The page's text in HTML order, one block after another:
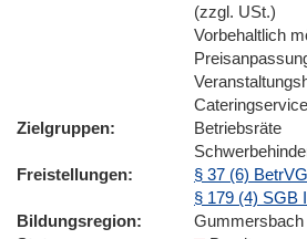
(zzgl. USt.)
Vorbehaltlich
Zielgruppen
Betriebsräte
Freistellungen
§ 37 (6) BetrVG
§ 179 (4) SGB
Bildungsregion
Gummersbach